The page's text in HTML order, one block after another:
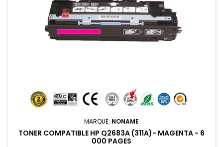
MARQUE: NONAME
TONER COMPATIBLE HP Q2683A (311A)- MAGENTA - 6
000 PAGES